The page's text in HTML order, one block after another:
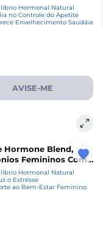
Hormonal Natural
no Controle do Apetite
Envelhecimento Saudável
AVISE-ME
Hormone Blend,
Femininos Com
Dong Quai e Flor
100 Cápsulas,
Hormonal Natural
o Estresse
ao Bem-Estar Feminino